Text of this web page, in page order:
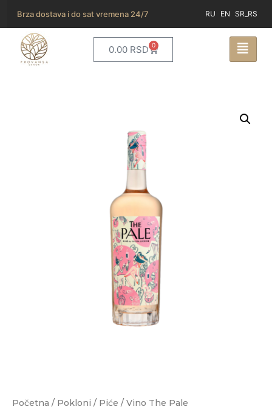
Brza dostava i do sat vremena 24/7 RU EN SR_RS
0.00 RSD 0
Početna / Pokloni / Piće / Vino The Pale